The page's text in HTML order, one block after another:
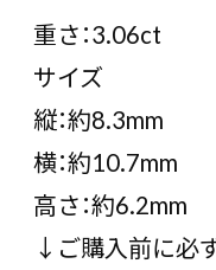
重さ：3.06ct
サイズ
縦：約8.3mm
横：約10.7mm
高さ：約6.2mm
↓ご購入前に必